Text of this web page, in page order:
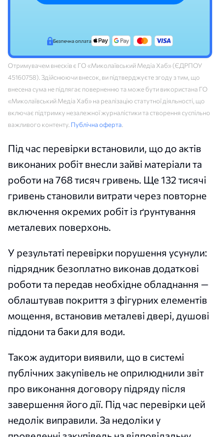
Безпечна оплата
Отримувачем внесків є ГО «Миколаївський Медіа Хаб» (ЄДРПОУ
45160758). Здійснюючи внесок, ви підтверджуєте згоду з тим, що
внесена сума не підлягає поверненню та може бути використана ГО
«Миколаївський Медіа Хаб» на реалізацію статутної діяльності, що
включає підтримку незалежної журналістики та створення суспільно
важливого контенту. Публічна оферта.
Під час перевірки встановили, що до актів
виконаних робіт внесли зайві матеріали та
роботи на 768 тисяч гривень. Ще 132 тисячі
гривень становили витрати через повторне
включення окремих робіт із ґрунтування
металевих поверхонь.
У результаті перевірки порушення усунули:
підрядник безоплатно виконав додаткові
роботи та передав необхідне обладнання —
облаштував покриття з фігурних елементів
мощення, встановив металеві двері, душові
піддони та баки для води.
Також аудитори виявили, що в системі
публічних закупівель не оприлюднили звіт
про виконання договору підряду після
завершення його дії. Під час перевірки цей
недолік виправили. За недоліки у